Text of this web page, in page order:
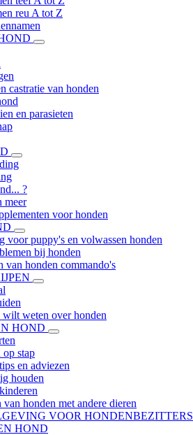
reu A tot Z
castratie van honden
en parasieten
?
meer
voor honden
voor puppy's en volwassen honden
bij honden
van honden commando's
weten over honden
HOND
stap
en adviezen
houden
van honden met andere dieren
VOOR HONDENBEZITTERS
HOND